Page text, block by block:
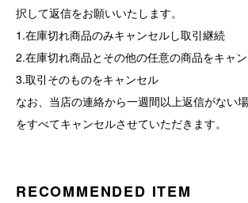
択して返信をお願いいたします。
1.在庫切れ商品のみキャンセルし取引継続
2.在庫切れ商品とその他の任意の商品をキャ
3.取引そのものをキャンセル
なお、当店の連絡から一週間以上返信がない
をすべてキャンセルさせていただきます。
RECOMMENDED ITEM